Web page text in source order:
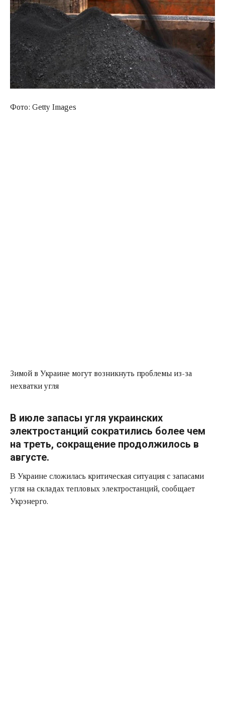
Фото: Getty Images
Зимой в Украине могут возникнуть проблемы из-за
нехватки угля
В июле запасы угля украинских
электростанций сократились более чем
на треть, сокращение продолжилось в
августе.
В Украине сложилась критическая ситуация с запасами
угля на складах тепловых электростанций, сообщает
Укрэнерго.